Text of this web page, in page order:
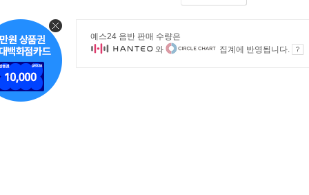
예스24 음반 판매 수량은
와
집계에 반영됩니다.